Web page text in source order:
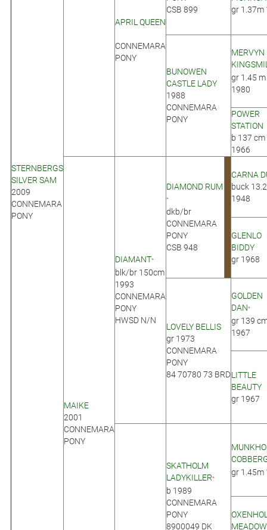
STERNBERGS
SILVER SAM
2009
CONNEMARA
PONY
APRIL QUEEN
CONNEMARA
PONY
CSB 899
gr 1.37m
BUNOWEN
CASTLE LADY
1988
CONNEMARA
PONY
MERVYN
gr 1.45 m
1980
POWER
STATION
b 137 cm
1966
MAIKE
2001
CONNEMARA
PONY
DIAMANT*
blk/br 150cm
1993
CONNEMARA
PONY
HWSD N/N
DIAMOND RUM
*
dkb/br
CONNEMARA
PONY
CSB 948
CARNA
buck 13.2
1948
GLENLO
BIDDY
gr 1968
LOVELY BELLIS
gr 1973
CONNEMARA
PONY
84 70780 73 BRD
GOLDEN
DAN*
gr 139
1967
LITTLE
BEAUTY
gr 1967
SKATHOLM
LADYKILLER*
b 1989
CONNEMARA
PONY
8900049 DK
gr 1.45m
MEADOW